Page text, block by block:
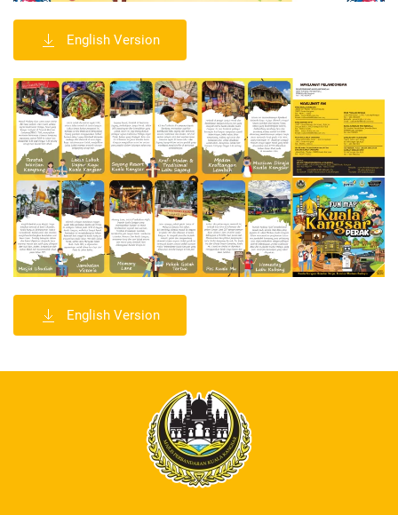
English Version
English Version